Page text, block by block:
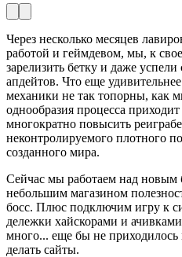
Через несколько месяцев
работой и геймдевом, мы, к
зарелизить бетку и даже
апдейтов. Что еще
механики не так топорны, как
однообразия процесса
многократно повысить
неконтролируемого плотного
созданного мира.
Сейчас мы работаем над
небольшим магазином
босс. Плюс подключим игру к
дележки хайскорами и
много... еще бы не приходилось
делать сайты.